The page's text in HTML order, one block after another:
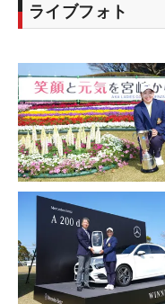
ライブフォト